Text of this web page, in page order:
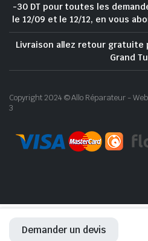
Demander un devis
-30 DT pour toutes les
le 12/09 et le 12/12, en vous
Livraison allez retour gratuite
Grand
Copyright 2024 © Allo Réparateur -
3